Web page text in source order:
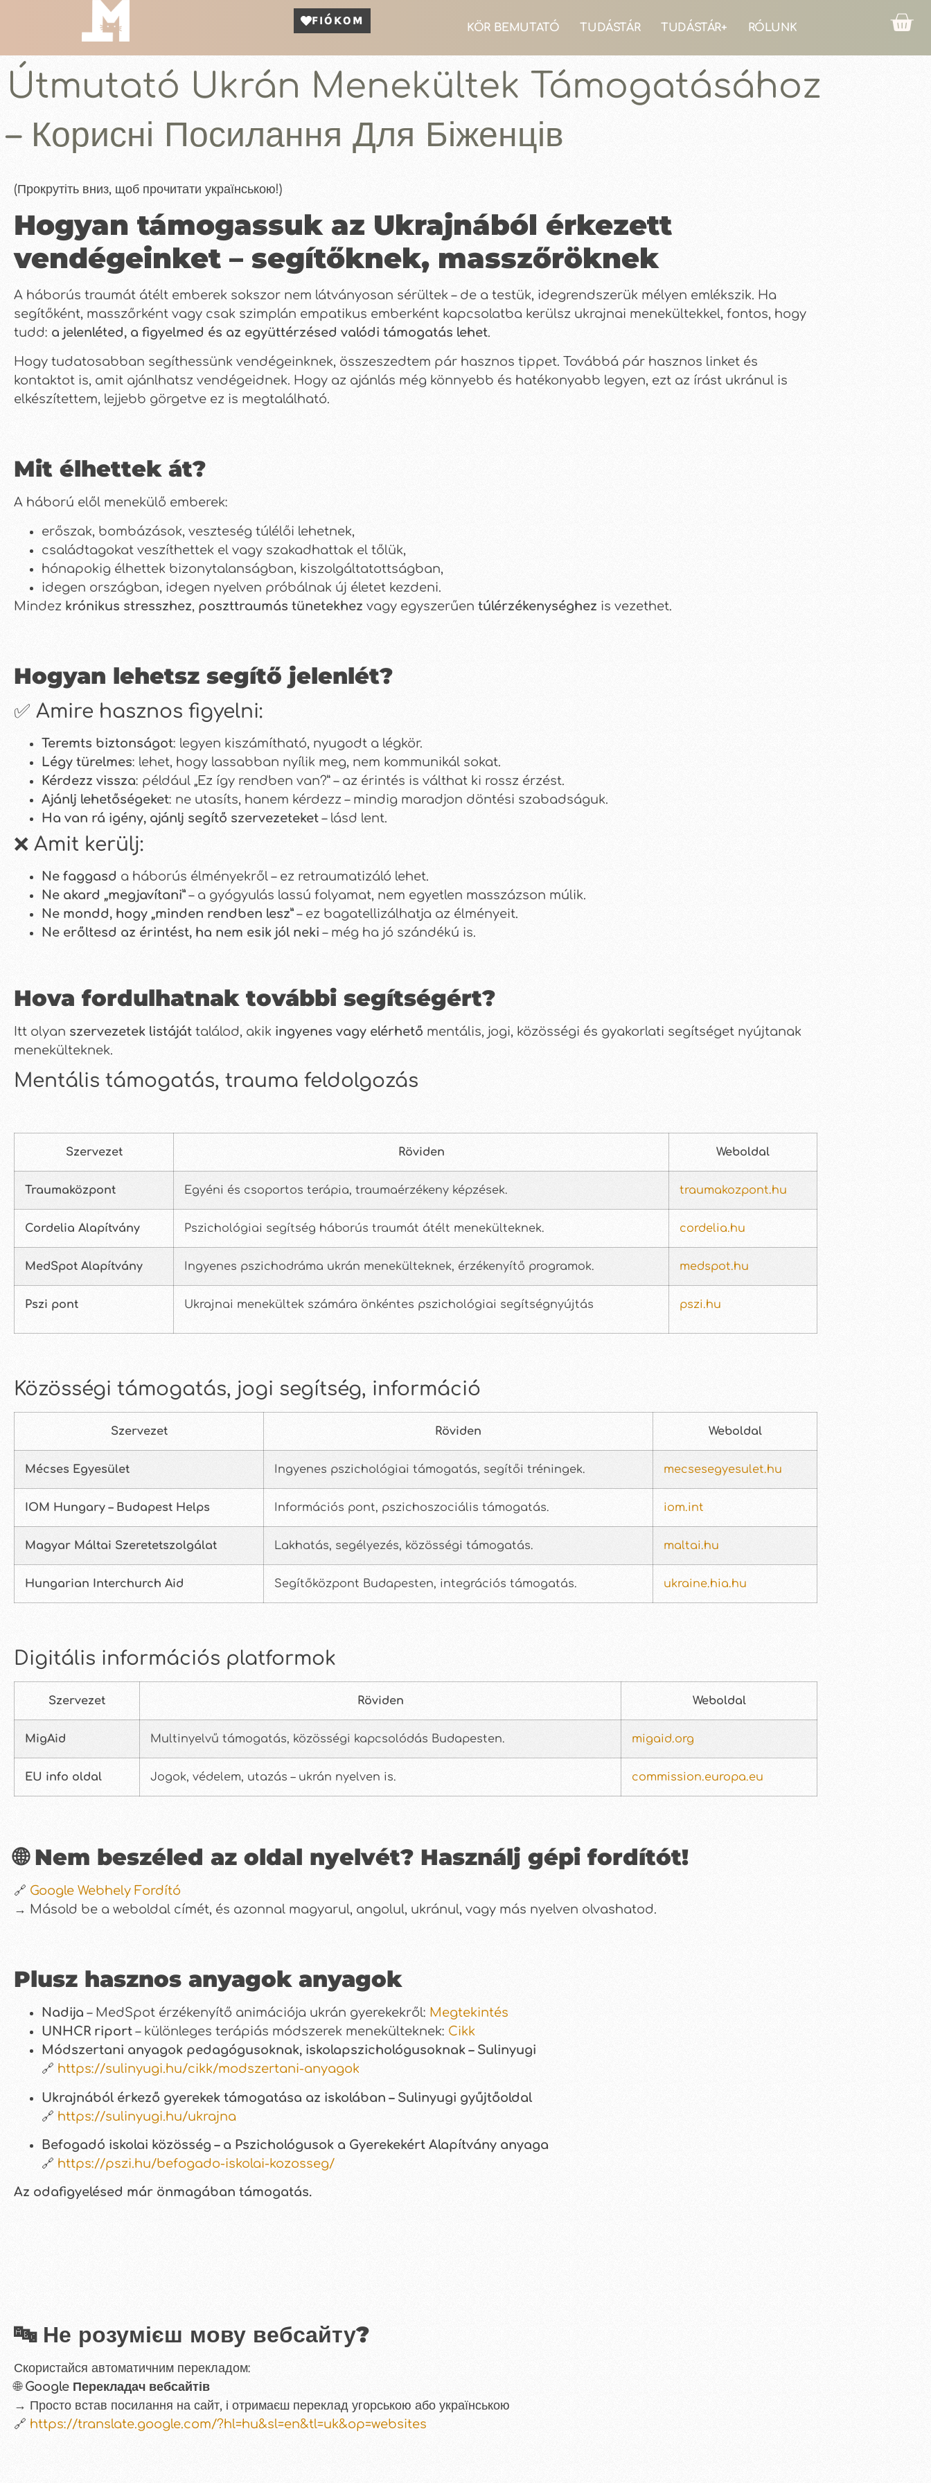
FIÓKOM
KÖR BEMUTATÓ TUDÁSTÁR TUDÁSTÁR+ RÓLUNK
Útmutató Ukrán Menekültek Támogatásához
– Корисні Посилання Для Біженців
(Прокрутіть вниз, щоб прочитати українською!)
Hogyan támogassuk az Ukrajnából érkezett
vendégeinket – segítőknek, masszőröknek
A háborús traumát átélt emberek sokszor nem látványosan sérültek – de a testük, idegrendszerük mélyen emlékszik. Ha
segítőként, masszőrként vagy csak szimplán empatikus emberként kapcsolatba kerülsz ukrajnai menekültekkel, fontos, hogy
tudd: a jelenléted, a figyelmed és az együttérzésed valódi támogatás lehet.
Hogy tudatosabban segíthessünk vendégeinknek, összeszedtem pár hasznos tippet. Továbbá pár hasznos linket és
kontaktot is, amit ajánlhatsz vendégeidnek. Hogy az ajánlás még könnyebb és hatékonyabb legyen, ezt az írást ukránul is
elkészítettem, lejjebb görgetve ez is megtalálható.
Mit élhettek át?
A háború elől menekülő emberek:
erőszak, bombázások, veszteség túlélői lehetnek,
családtagokat veszíthettek el vagy szakadhattak el tőlük,
hónapokig élhettek bizonytalanságban, kiszolgáltatottságban,
idegen országban, idegen nyelven próbálnak új életet kezdeni.
Mindez krónikus stresszhez, poszttraumás tünetekhez vagy egyszerűen túlérzékenységhez is vezethet.
Hogyan lehetsz segítő jelenlét?
✅ Amire hasznos figyelni:
Teremts biztonságot: legyen kiszámítható, nyugodt a légkör.
Légy türelmes: lehet, hogy lassabban nyílik meg, nem kommunikál sokat.
Kérdezz vissza: például „Ez így rendben van?” – az érintés is válthat ki rossz érzést.
Ajánlj lehetőségeket: ne utasíts, hanem kérdezz – mindig maradjon döntési szabadságuk.
Ha van rá igény, ajánlj segítő szervezeteket – lásd lent.
❌ Amit kerülj:
Ne faggasd a háborús élményekről – ez retraumatizáló lehet.
Ne akard „megjavítani”– a gyógyulás lassú folyamat, nem egyetlen masszázson múlik.
Ne mondd, hogy „minden rendben lesz”– ez bagatellizálhatja az élményeit.
Ne erőltesd az érintést, ha nem esik jól neki – még ha jó szándékú is.
Hova fordulhatnak további segítségért?
Itt olyan szervezetek listáját találod, akik ingyenes vagy elérhető mentális, jogi, közösségi és gyakorlati segítséget nyújtanak
menekülteknek.
Mentális támogatás, trauma feldolgozás
Szervezet Röviden Weboldal
Traumaközpont Egyéni és csoportos terápia, traumaérzékeny képzések. traumakozpont.hu
Cordelia Alapítvány Pszichológiai segítség háborús traumát átélt menekülteknek. cordelia.hu
MedSpot Alapítvány Ingyenes pszichodráma ukrán menekülteknek, érzékenyítő programok. medspot.hu
Pszi pont Ukrajnai menekültek számára önkéntes pszichológiai segítségnyújtás pszi.hu
Közösségi támogatás, jogi segítség, információ
Szervezet Röviden Weboldal
Mécses Egyesület Ingyenes pszichológiai támogatás, segítői tréningek. mecsesegyesulet.hu
IOM Hungary – Budapest Helps Információs pont, pszichoszociális támogatás. iom.int
Magyar Máltai Szeretetszolgálat Lakhatás, segélyezés, közösségi támogatás. maltai.hu
Hungarian Interchurch Aid Segítőközpont Budapesten, integrációs támogatás. ukraine.hia.hu
Digitális információs platformok
Szervezet Röviden Weboldal
MigAid Multinyelvű támogatás, közösségi kapcsolódás Budapesten. migaid.org
EU info oldal Jogok, védelem, utazás – ukrán nyelven is. commission.europa.eu
🌐 Nem beszéled az oldal nyelvét? Használj gépi fordítót!
🔗 Google Webhely Fordító
→ Másold be a weboldal címét, és azonnal magyarul, angolul, ukránul, vagy más nyelven olvashatod.
Plusz hasznos anyagok anyagok
Nadija – MedSpot érzékenyítő animációja ukrán gyerekekről: Megtekintés
UNHCR riport – különleges terápiás módszerek menekülteknek: Cikk
Módszertani anyagok pedagógusoknak, iskolapszichológusoknak – Sulinyugi
🔗 https://sulinyugi.hu/cikk/modszertani-anyagok
Ukrajnából érkező gyerekek támogatása az iskolában – Sulinyugi gyűjtőoldal
🔗 https://sulinyugi.hu/ukrajna
Befogadó iskolai közösség – a Pszichológusok a Gyerekekért Alapítvány anyaga
🔗 https://pszi.hu/befogado-iskolai-kozosseg/
Az odafigyelésed már önmagában támogatás.
🔤 Не розумієш мову вебсайту?
Скористайся автоматичним перекладом:
🌐 Google Перекладач вебсайтів
→ Просто встав посилання на сайт, і отримаєш переклад угорською або українською
🔗 https://translate.google.com/?hl=hu&sl=en&tl=uk&op=websites